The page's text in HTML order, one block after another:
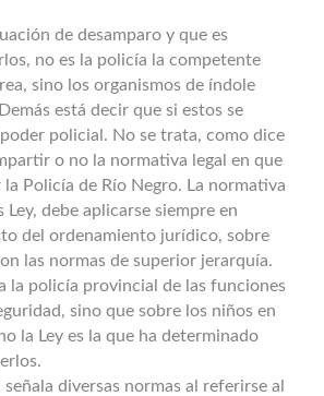
de desamparo y que es
no es la policía la competente
sino los organismos de índole
está decir que si estos se
policial. No se trata, como dice
o no la normativa legal en que
Policía de Río Negro. La normativa
Ley, debe aplicarse siempre en
del ordenamiento jurídico, sobre
las normas de superior jerarquía.
a la policía provincial de las funciones
sino que sobre los niños en
la Ley es la que ha determinado
diversas normas al referirse al